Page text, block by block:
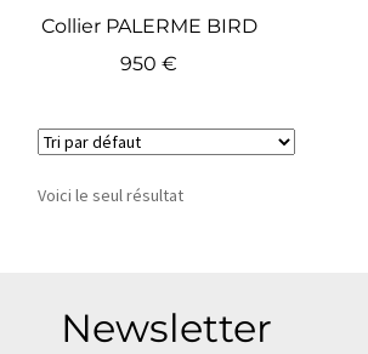
Collier PALERME BIRD
950 €
Voici le seul résultat
Newsletter